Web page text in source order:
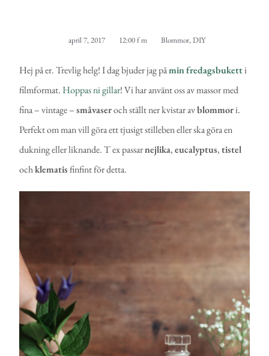
april 7, 2017 12:00 f m Blommor,DIY
Hej på er. Trevlig helg! I dag bjuder jag påminfredagsbuketti
filmformat. Hoppas ni gillar! Vi har använt oss av massor med
fina – vintage –småvaseroch ställt ner kvistar avblommori.
Perfekt om man vill göra ett tjusigt stilleben eller ska göra en
dukning eller liknande. T ex passarnejlika,eucalyptus,tistel
ochklematisfinfint för detta.